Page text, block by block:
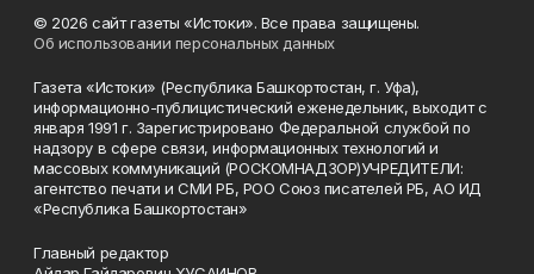
© 2026 сайт газеты «Истоки». Все права защищены.
Об использовании персональных данных
Газета «Истоки» (Республика Башкортостан, г. Уфа),
информационно-публицистический еженедельник, выходит с
января 1991 г. Зарегистрировано Федеральной службой по
надзору в сфере связи, информационных технологий и
массовых коммуникаций (РОСКОМНАДЗОР)УЧРЕДИТЕЛИ:
агентство печати и СМИ РБ, РОО Союз писателей РБ, АО ИД
«Республика Башкортостан»
Главный редактор